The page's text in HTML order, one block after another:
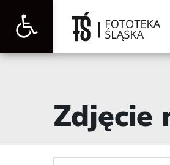
Otwórz
narzędzi
Zdjęcie